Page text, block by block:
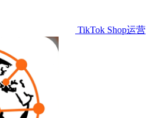
TikTok Shop运营